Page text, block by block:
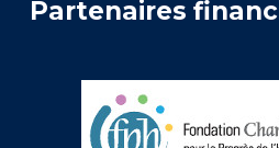
Partenaires